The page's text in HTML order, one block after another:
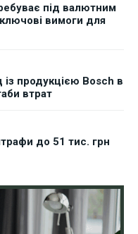
під валютним
вимоги для
продукцією Bosch в
втрат
до 51 тис. грн